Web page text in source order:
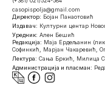
casopispolja@gmail.com
Директор: Бојан Панаотовић
Издавач: Културни центар
Уредник: Ален Бешић
Редакција: Маја Ердељанин
Софинкић, Марјан Чакаревић,
Лектура: Сања Бркић, Милица
Администрација и пласман: